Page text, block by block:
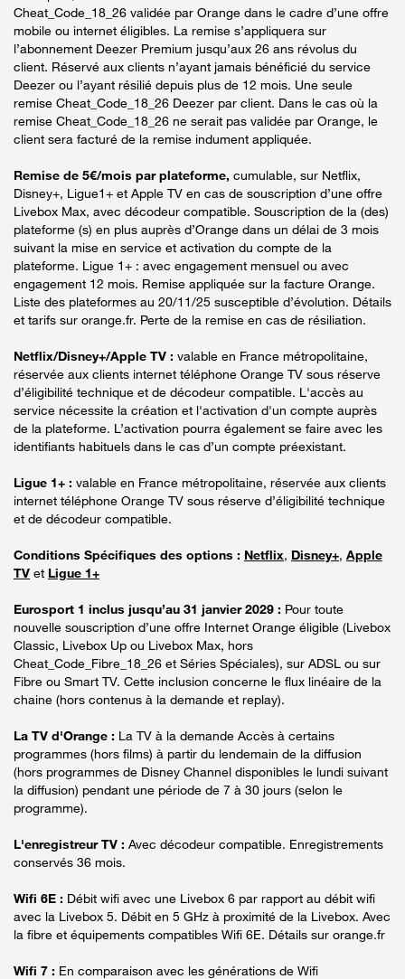
Cheat_Code_18_26 validée par Orange dans le cadre d’une offre
mobile ou internet éligibles. La remise s’appliquera sur
l’abonnement Deezer Premium jusqu’aux 26 ans révolus du
client. Réservé aux clients n’ayant jamais bénéficié du service
Deezer ou l’ayant résilié depuis plus de 12 mois. Une seule
remise Cheat_Code_18_26 Deezer par client. Dans le cas où la
remise Cheat_Code_18_26 ne serait pas validée par Orange, le
client sera facturé de la remise indument appliquée.
Remise de 5€/mois par plateforme, cumulable, sur Netflix,
Disney+, Ligue1+ et Apple TV en cas de souscription d’une offre
Livebox Max, avec décodeur compatible. Souscription de la (des)
plateforme (s) en plus auprès d’Orange dans un délai de 3 mois
suivant la mise en service et activation du compte de la
plateforme. Ligue 1+ : avec engagement mensuel ou avec
engagement 12 mois. Remise appliquée sur la facture Orange.
Liste des plateformes au 20/11/25 susceptible d’évolution. Détails
et tarifs sur orange.fr. Perte de la remise en cas de résiliation.
Netflix/Disney+/Apple TV : valable en France métropolitaine,
réservée aux clients internet téléphone Orange TV sous réserve
d’éligibilité technique et de décodeur compatible. L'accès au
service nécessite la création et l'activation d'un compte auprès
de la plateforme. L’activation pourra également se faire avec les
identifiants habituels dans le cas d’un compte préexistant.
Ligue 1+ : valable en France métropolitaine, réservée aux clients
internet téléphone Orange TV sous réserve d’éligibilité technique
et de décodeur compatible.
Conditions Spécifiques des options : Netflix, Disney+, Apple
TV et Ligue 1+
Eurosport 1 inclus jusqu’au 31 janvier 2029 : Pour toute
nouvelle souscription d’une offre Internet Orange éligible (Livebox
Classic, Livebox Up ou Livebox Max, hors
Cheat_Code_Fibre_18_26 et Séries Spéciales), sur ADSL ou sur
Fibre ou Smart TV. Cette inclusion concerne le flux linéaire de la
chaine (hors contenus à la demande et replay).
La TV d'Orange : La TV à la demande Accès à certains
programmes (hors films) à partir du lendemain de la diffusion
(hors programmes de Disney Channel disponibles le lundi suivant
la diffusion) pendant une période de 7 à 30 jours (selon le
programme).
L'enregistreur TV : Avec décodeur compatible. Enregistrements
conservés 36 mois.
Wifi 6E : Débit wifi avec une Livebox 6 par rapport au débit wifi
avec la Livebox 5. Débit en 5 GHz à proximité de la Livebox. Avec
la fibre et équipements compatibles Wifi 6E. Détails sur orange.fr
Wifi 7 : En comparaison avec les générations de Wifi